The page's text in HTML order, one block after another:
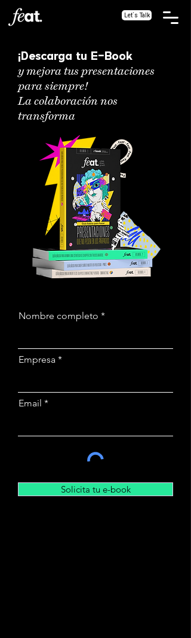
Let´s Talk
¡Descarga tu E-Book
y mejora tus presentaciones
para siempre!
La colaboración nos
transforma
Nombre completo
Empresa
Email
Solicita tu e-book